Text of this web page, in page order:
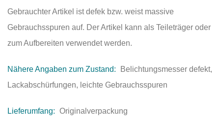
Gebrauchter Artikel ist defek bzw. weist massive
Gebrauchsspuren auf. Der Artikel kann als Teileträger oder
zum Aufbereiten verwendet werden.
Nähere Angaben zum Zustand:
Belichtungsmesser defekt,
Lackabschürfungen, leichte Gebrauchsspuren
Lieferumfang: Originalverpackung